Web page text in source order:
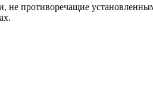
не противоречащие